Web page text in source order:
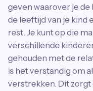
geven waarover je
de leeftijd van je kind
rest. Je kunt op die
verschillende
gehouden met de
is het verstandig om
verstrekken. Dit